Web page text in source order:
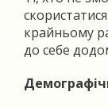
крайньому
до себе